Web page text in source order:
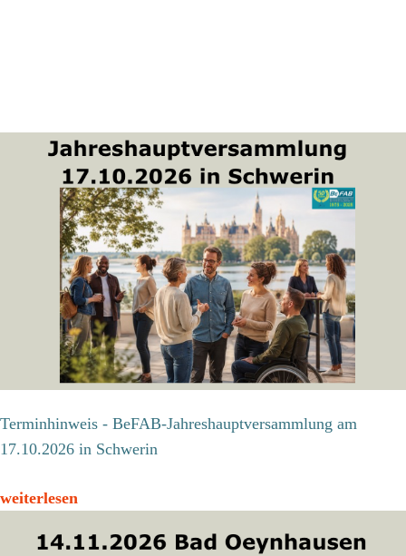
Terminhinweis - BeFAB-Jahreshauptversammlung am
17.10.2026 in Schwerin
weiterlesen